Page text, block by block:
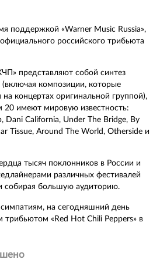
поддержкой «Warner Music Russia»,
российского трибьюта
представляют собой синтез
(включая композиции, которые
концертах оригинальной группой),
имеют мировую известность:
Dani California, Under The Bridge, By
Tissue, Around The World, Otherside и
тысяч поклонников в России и
различных фестивалей
собирая большую аудиторию.
на сегодняшний день
трибьютом «Red Hot Chili Peppers» в